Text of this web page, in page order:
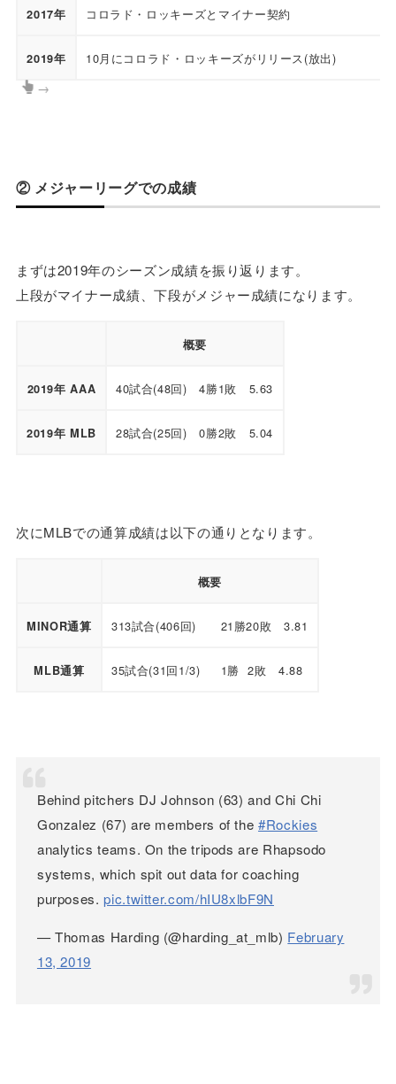
2017年 コロラド・ロッキーズとマイナー契約
2019年 10月にコロラド・ロッキーズがリリース(放出)
→
② メジャーリーグでの成績
まずは2019年のシーズン成績を振り返ります。
上段がマイナー成績、下段がメジャー成績になります。
概要
2019年 AAA 40試合(48回) 4勝1敗 5.63
2019年 MLB 28試合(25回) 0勝2敗 5.04
次にMLBでの通算成績は以下の通りとなります。
概要
MINOR通算 313試合(406回) 21勝20敗 3.81
MLB通算 35試合(31回1/3) 1勝 2敗 4.88
Behind pitchers DJ Johnson (63) and Chi Chi
Gonzalez (67) are members of the#Rockies
analytics teams. On the tripods are Rhapsodo
systems, which spit out data for coaching
purposes.pic.twitter.com/hIU8xlbF9N
— Thomas Harding (@harding_at_mlb) February
13, 2019